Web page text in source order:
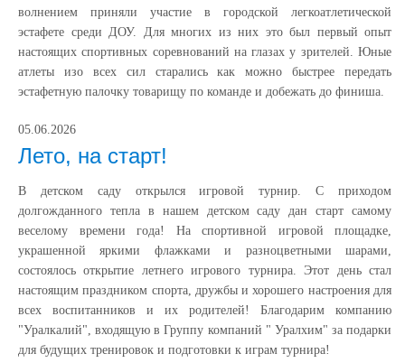
волнением приняли участие в городской легкоатлетической
эстафете среди ДОУ. Для многих из них это был первый опыт
настоящих спортивных соревнований на глазах у зрителей. Юные
атлеты изо всех сил старались как можно быстрее передать
эстафетную палочку товарищу по команде и добежать до финиша.
05.06.2026
Лето, на старт!
В детском саду открылся игровой турнир. С приходом
долгожданного тепла в нашем детском саду дан старт самому
веселому времени года! На спортивной игровой площадке,
украшенной яркими флажками и разноцветными шарами,
состоялось открытие летнего игрового турнира. Этот день стал
настоящим праздником спорта, дружбы и хорошего настроения для
всех воспитанников и их родителей! Благодарим компанию
"Уралкалий", входящую в Группу компаний " Уралхим" за подарки
для будущих тренировок и подготовки к играм турнира!